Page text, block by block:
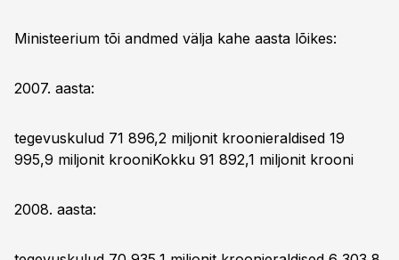
Ministeerium tõi andmed välja kahe aasta lõikes:
2007. aasta:
tegevuskulud 71 896,2 miljonit kroonieraldised 19
995,9 miljonit krooniKokku 91 892,1 miljonit krooni
2008. aasta: